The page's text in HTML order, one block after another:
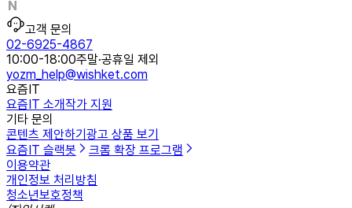
고객 문의
02-6925-4867
10:00-18:00주말·공휴일 제외
yozm_help@wishket.com
요즘IT
요즘IT 소개작가 지원
기타 문의
콘텐츠 제안하기 광고 상품 보기
요즘IT 슬랙봇
크롬 확장 프로그램
이용약관
개인정보 처리방침
청소년보호정책